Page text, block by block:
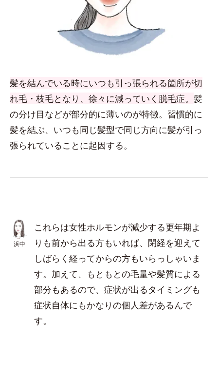
髪を結んでいる時にいつも引っ張られる箇所が切
れ毛・枝毛となり、徐々に減っていく脱毛症。 髪
の分け目などが部分的に薄いのが特徴。習慣的に
髪を結ぶ、いつも同じ髪型で同じ方向に髪が引っ
張られていることに起因する。
浜中
これらは女性ホルモンが減少する更年期よ
りも前から出る方もいれば、閉経を迎えて
しばらく経ってからの方もいらっしゃいま
す。加えて、もともとの毛量や髪質による
部分もあるので、症状が出るタイミングも
症状自体にもかなりの個人差があるんで
す。